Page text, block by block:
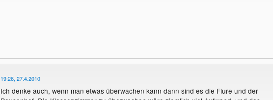
19:26, 27.4.2010
Ich denke auch, wenn man etwas überwachen kann dann sind es die Flure und der